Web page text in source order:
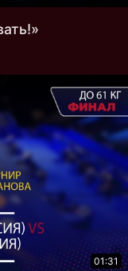
01:31